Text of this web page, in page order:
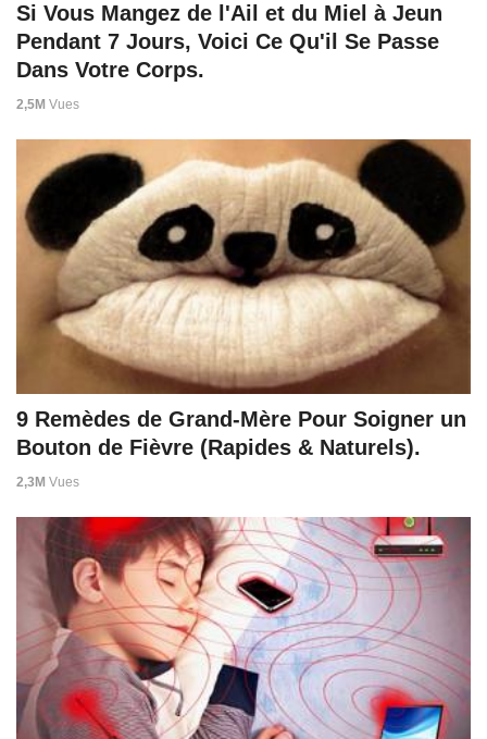
Si Vous Mangez de l'Ail et du Miel à Jeun
Pendant 7 Jours, Voici Ce Qu'il Se Passe
Dans Votre Corps.
2,5M Vues
9 Remèdes de Grand-Mère Pour Soigner un
Bouton de Fièvre (Rapides & Naturels).
2,3M Vues